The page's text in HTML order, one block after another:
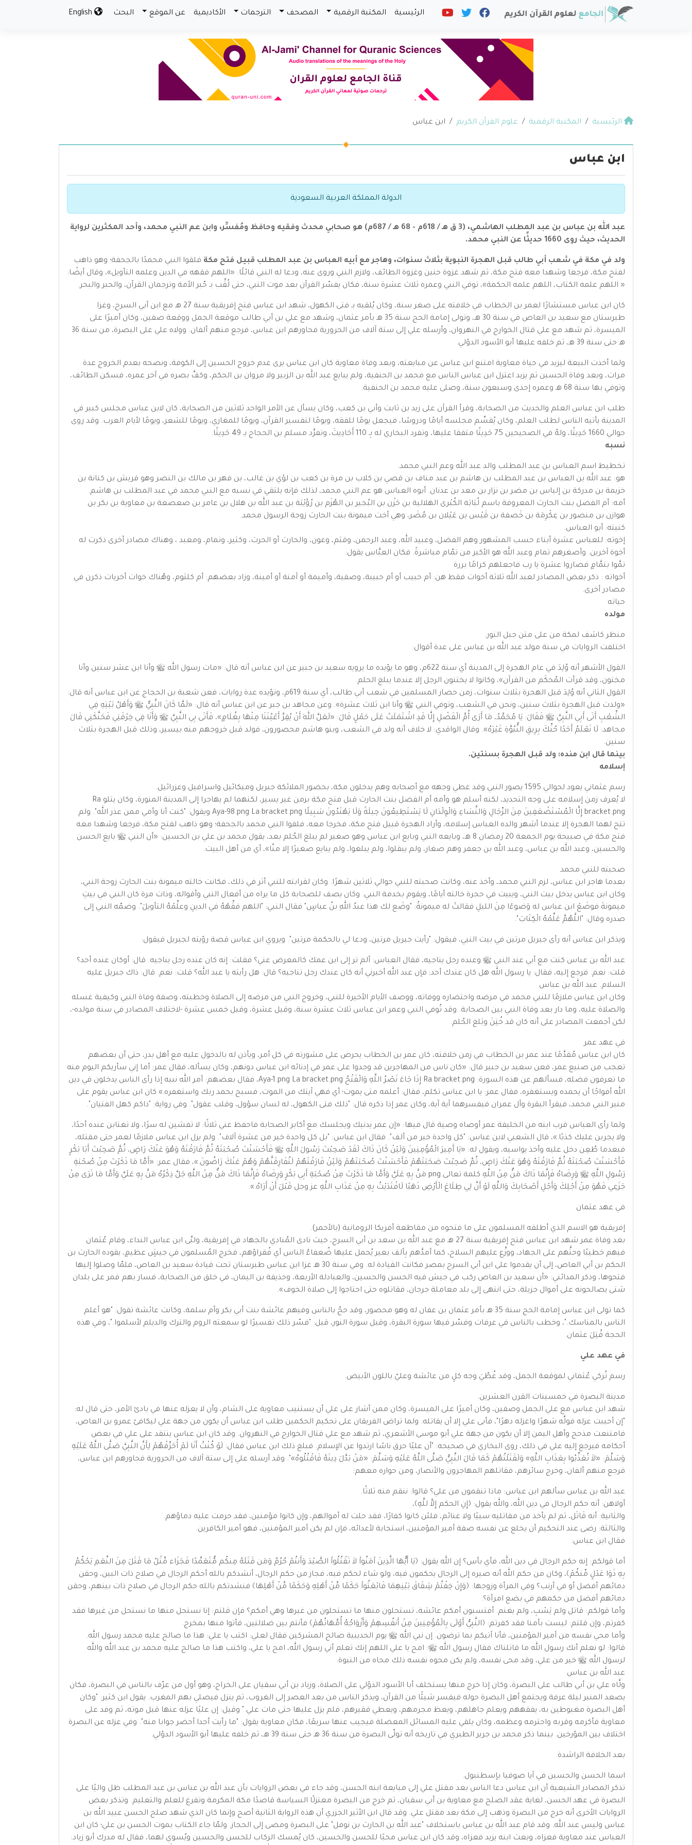
الرئيسية المكتبة الرقمية المصحف الترجمات الأكاديمية عن الموقع البحث
الرئيسية المكتبة الرقمية علوم القرآن الكريم ابن عباس
ابن عباس
الدولة المملكة العربية السعودية
عبد الله بن عباس بن عبد المطلب الهاشمي، (3 ق هـ / 618م - 68 هـ / 687م) هو صحابي محدث وفقيه وحافظ ومُفسِّر، وابن عم النبي محمد، وأحد المكثرين لرواية
الحديث، حيث روى 1660 حديثًا عن النبي محمد.
ولد في مكة في شعب أبي طالب قبل الهجرة النبوية بثلاث سنوات، وهاجر مع أبيه العباس بن عبد المطلب قبيل فتح مكة فلقوا النبي محمدًا بالجحفة؛ وهو ذاهب
لفتح مكة، فرجعا وشهدا معه فتح مكة، ثم شهد غزوة حنين وغزوة الطائف، ولازم النبي وروى عنه، ودعا له النبي قائلًا: «اللهم فقهه في الدين وعلمه التأويل»، وقال أيضًا:
« اللهم علمه الكتاب، اللهم علمه الحكمة»، توفي النبي وعمره ثلاث عشرة سنة، فكان يفسّر القرآن بعد موت النبي، حتى لُقِّب بـ حّبر الأمة وترجمان القرآن، والحبر والبحر.
كان ابن عباس مستشارًا لعمر بن الخطاب في خلافته على صغر سنة، وكان يُلقبه بـ فتى الكهول، شهد ابن عباس فتح إفريقية سنة 27 هـ مع ابن أبي السرح، وغزا
طبرستان مع سعيد بن العاص في سنة 30 هـ، وتولى إمامة الحج سنة 35 هـ بأمر عثمان، وشهد مع علي بن أبي طالب موقعة الجمل ووقعة صفين، وكان أميرًا على
الميسرة، ثم شهد مع علي قتال الخوارج في النهروان، وأرسله علي إلى ستة آلاف من الحرورية فحاورهم ابن عباس، فرجع منهم ألفان. وولاه علي على البصرة، من سنة 36
هـ حتى سنة 39 هـ، ثم خلفه عليها أبو الأسود الدؤلي.
ولما أخذت البيعة ليزيد في حياة معاوية امتنع ابن عباس عن مبايعته، وبعد وفاة معاوية كان ابن عباس يرى عدم خروج الحسين إلى الكوفة، ونصحه بعدم الخروج عدة
مرات، وبعد وفاة الحسين ثم يزيد اعتزل ابن عباس الناس مع محمد بن الحنفية، ولم يبايع عبد الله بن الزبير ولا مروان بن الحكم، وكفَّ بصره في آخر عمره، فسكن الطائف،
وتوفي بها سنة 68 هـ وعمره إحدى وسبعون سنة، وصلى عليه محمد بن الحنفية.
طلب ابن عباس العلم والحديث من الصحابة، وقرأ القرآن على زيد بن ثابت وأبي بن كعب، وكان يسأل عن الأمر الواحد ثلاثين من الصحابة، كان لابن عباس مجلس كبير في
المدينة يأتيه الناس لطلب العلم، وكان يُقسِّم مجلسه أيامًا ودروسًا، فيجعل يومًا للفقه، ويومًا لتفسير القرآن، ويومًا للمغازي، ويومًا للشعر، ويومًا لأيام العرب. وقد روى
حوالي 1660 حَدِيثًا، ولهُ في الصحيحين 75 حَدِيثًا متفقا عليها، وتفرد البخاري له بِـ 110 أَحَادِيثَ، وتفرَّد مسلم بن الحجاج بـ 49 حَدِيثًا.
نسبه
تخطيط اسم العباس بن عبد المطلب والد عبد الله وعم النبي محمد.
هو: عبد الله بن العباس بن عبد المطلب بن هاشم بن عبد مناف بن قصي بن كلاب بن مرة بن كعب بن لؤي بن غالب، بن فهر بن مالك بن النضر وهو قريش بن كنانة بن
خزيمة بن مدركة بن إلياس بن مضر بن نزار بن معد بن عدنان. أبوه العباس هو عم النبي محمد، لذلك فإنه يلتقي في نسبه مع النبي محمد في عبد المطلب بن هاشم.
أمه: أم الفضل بنت الحارث المعروفة باسم لُبَابَة الكُبْرى الهلالية بن حَزْن بن البُجير بن الهُزَم بن رُؤَيْبَة بن عبد الله بن هلال بن عامر بن صعصعة بن معاوية بن بكر بن
هوازن بن منصور بن عِكْرِمَة بن خَصفة بن قَيْس بن عَيْلان بن مُضَر، وهي أخت ميمونة بنت الحارث زوجة الرسول محمد.
كنيته: أبو العباس.
إخوته: للعباس عشرة أبناء حسب المشهور وهم الفضل، وعبيد الله، وعبد الرحمن، وقثم، وعون، والحارث أو الحرث، وكثير، وتمام، ومعبد ، وهناك مصادر أخرى ذكرت له
أخوة آخرين. وأصغرهم تمام وعبد الله هو الأكبر من تمّام مباشرةً. فكان العبَّاس يقول:
تمَّوا بتمَّامٍ فصاروا عشرة يا رب فاجعلهم كرامًا بررة
أخواته : ذكر بعض المصادر لعبد الله ثلاثة أخوات فقط هن: أم حبيب أو أم حبيبة، وصفية، وأميمة أو آمنة أو أمينة، وزاد بعضهم: أم كلثوم، وهُناك خوات أخريات ذكرن في
مصادر أخرى.
حياته
مولده
منظر كاشف لمكة من على متن جبل النور.
اختلفت الروايات في سنة مولد عبد الله بن عباس على عدة أقوال:
القول الأشهر أنه وُلِدَ في عام الهجرة إلى المدينة أي سنة 622م، وهو ما يؤيده ما يرويه سعيد بن جبير عن ابن عباس أنه قال: «مات رسول الله ﷺ وأنا ابن عشر سنين وأنا
مختون، وقد قرأت المُحكَم من القرآن»، وكانوا لا يختنون الرجل إلا عندما يبلغ الحلم.
القول الثاني أنه وُلِدَ قبل الهجرة بثلاث سنوات، زمن حصار المسلمين في شعب أبي طالب، أي سنة 619م، وتؤيده عدة روايات، فعن شعبة بن الحجاج عن ابن عباس أنه قال:
«ولدت قبل الهجرة بثلاث سنين، ونحن في الشعب، وتوفي النبي ﷺ وأنا ابن ثلاث عشرة». وعن مجاهد بن جبر عن ابن عباس أنه قال: «لَمَّا كَانَ النَّبِيُّ ﷺ وَأَهْلُ بَيْتِهِ فِي
الشِّعْبِ أَتَى أَبِي النَّبِيَّ ﷺ فَقَالَ: يَا مُحَمَّدُ، مَا أَرَى أُمَّ الْفَضْلِ إِلَّا قَدِ اشْتَمَلَتْ عَلَى حَمْلٍ قَالَ: «لَعَلَّ اللهَ أَنْ يُقِرَّ أَعْيُنَنَا مِنْهَا بِغُلَامٍ»، فَأَتَى بِي النَّبِيَّ ﷺ وَأَنَا فِي خِرْقَتِي فَحَنَّكَنِي قَالَ
مجاهد: لَا نَعْلَمُ أَحَدًا حُنِّكَ بِرِيقِ النُّبُوَّةِ غَيْرَهُ». وقال الواقدي: لا خلاف أنه ولد في الشعب، وبنو هاشم محصورون، فولد قبل خروجهم منه بيسير، وذلك قبل الهجرة بثلاث
سنين.
بينما قال ابن منده: ولد قبل الهجرة بسنتين.
إسلامه
رسم عثماني يعود لحوالي 1595 يصور النبي وقد غطي وجهه مع أصحابه وهم يدخلون مكة، بحضور الملائكة جبريل وميكائيل واسرافيل وعزرائيل.
لا يُعرف زمن إسلامه على وجه التحديد، لكنه أسلم هو وأمه أم الفضل بنت الحارث قبل فتح مكة بزمن غير يسير، لكنهما لم يهاجرا إلى المدينة المنورة، وكان يتلو Ra
bracket.png إِلَّا الْمُسْتَضْعَفِينَ مِنَ الرِّجَالِ وَالنِّسَاءِ وَالْوِلْدَانِ لَا يَسْتَطِيعُونَ حِيلَةً وَلَا يَهْتَدُونَ سَبِيلًا Aya-98.png La bracket.png ويقول: "كنت أنا وأمي ممن عذر الله". ولم
تتح لهما الهجرة إلا عندما أشهر والده العباس إسلامه، وأراد الهجرة قبيل فتح مكة، فخرجا معه، فلقوا النبي محمد بالجحفة؛ وهو ذاهب لفتح مكة، فرجعا وشهدا معه
فتح مكة في صبيحة يوم الجمعة 20 رمضان 8 هـ، وبايعه النبي وبايع ابن عباس وهو صغير لم يبلغ الحُلم بعد، يقول محمد بن علي بن الحسين: «أن النبي ﷺ بايع الحسن
والحسين، وعبد الله بن عباس، وعبد الله بن جعفر وهم صغار، ولم يبقلوا، ولم يبلغوا، ولم يبايع صغيرًا إلا منّا»، أي من أهل البيت.
صحبته للنبي محمد
بعدما هاجر ابن عباس، لزم النبي محمد، وأخذ عنه، وكانت صحبته للنبي حوالي ثلاثين شهرًا. وكان لقرابته للنبي أثر في ذلك، فكانت خالته ميمونة بنت الحارث زوجة النبي،
وكان ابن عباس يدخل بيت النبي، ويبيت في حجرة خالته أيامًا، ويقوم بخدمة النبي. وكان يصف للصحابة كل ما يراه من أفعال النبي وأقواله، وذات مرة كان النبي في بيتِ
ميمونةَ فوضَعْ ابن عباس له وَضوءًا مِنَ الليلِ فقالتْ له ميمونةُ: "وضَع لك هذا عبدُ اللهِ بنُ عباسٍ" فقال النبي: "اللهم فقِّهْهُ في الدينِ وعلِّمْهُ التأويلَ". وضمّه النبي إلى
صدره وقال: "اللَّهُمَّ عَلِّمْهُ الْكِتَابَ".
ويذكر ابن عباس أنه رأى جبريل مرتين في بيت النبي، فيقول: "رأيت جبريل مرتين، ودعا لي بالحكمة مرتين". ويروي ابن عباس قصة رؤيته لجبريل فيقول:
عبد الله بن عباس كنت مع أبي عند النبي ﷺ وعنده رجل يناجيه، فقال العباس: ألم تر إلى ابن عمك كالمعرض عني؟ فقلت: إنه كان عنده رجل يناجيه. قال: أوكان عنده أحد؟
قلت: نعم. فرجع إليه، فقال: يا رسول الله هل كان عندك أحد; فإن عبد الله أخبرني أنه كان عندك رجل تناجيه؟ قال: هل رأيته يا عبد الله؟ قلت: نعم. قال: ذاك جبريل عليه
السلام. عبد الله بن عباس
وكان ابن عباس ملازمًا للنبي محمد في مرضه واحتضاره ووفاته، ووصف الأيام الأخيرة للنبي، وخروج النبي من مرضه إلى الصلاة وخطبته، وصفة وفاة النبي وكيفية غسله
والصلاة عليه، وما دار بعد وفاة النبي بين الصحابة. وقد تُوفي النبي وعمر ابن عباس ثلاث عشرة سنة، وقيل عشرة، وقيل خمس عشرة -لاختلاف المصادر في سنة مولده-،
لكن أجمعت المصادر على أنه كان قد خُتِنَ وبَلغ الحُلم.
في عهد عمر
كان ابن عباس مُقدَّمًا عند عمر بن الخطاب في زمن خلافته، كان عمر بن الخطاب يحرص على مشورته في كل أمر، ويأذن له بالدخول عليه مع أهل بدر، حتى أن بعضهم
تعجب من صنيع عمر، فعن سعيد بن جبير قال: «كان ناس من المهاجرين قد وجدوا على عمر في إدنائه ابن عباس دونهم، وكان يسأله، فقال عمر: أما إني سأريكم اليوم منه
ما تعرفون فضله، فسألهم عن هذه السورة: Ra bracket.png إِذَا جَاءَ نَصْرُ اللَّهِ وَالْفَتْحُ Aya-1.png La bracket.png، فقال بعضهم: أمر الله نبيه إذا رأى الناس يدخلون في دين
الله أفواجًا أن يحمده ويستغفره، فقال عمر: يا ابن عباس تكلم، فقال: أعلمه متى يموت؛ أي فهي آيتك من الموت، فسبح بحمد ربك واستغفره.» كان ابن عباس يقوم على
منبر النبي محمد، فيقرأ البقرة وآل عمران فيفسرهما آية آية، وكان عمر إذا ذكره قال: "ذلك فتى الكهول، له لسان سؤول، وقلب عقول". وفي رواية: "ذاكم كهل الفتيان".
ولما رأى العباس قرب ابنه من الخليفة عمر أوصاه وصية قال فيها: «إن عمر يدنيك ويجلسك مع أكابر الصحابة فاحفظ عني ثلاثًا: لا تفشين له سرًا، ولا تغتابن عنده أحدًا،
ولا يجربن عليك كذبًا.»، قال الشعبي لابن عباس: "كل واحدة خير من ألف". فقال ابن عباس: "بل كل واحدة خير من عشرة آلاف". ولم يزل ابن عباس ملازمًا لعمر حتى مقتله،
فبعدما طُعِن دخل عليه وأخذ يواسيه، ويقول له: «يَا أَمِيرَ الْمُؤْمِنِينَ وَلَئِنْ كَانَ ذَاكَ لَقَدْ صَحِبْتَ رَسُولَ اللَّهِ ﷺ فَأَحْسَنْتَ صُحْبَتَهُ ثُمَّ فَارَقْتَهُ وَهُوَ عَنْكَ رَاضٍ، ثُمَّ صَحِبْتَ أَبَا بَكْرٍ
فَأَحْسَنْتَ صُحْبَتَهُ ثُمَّ فَارَقْتَهُ وَهُوَ عَنْكَ رَاضٍ، ثُمَّ صَحِبْتَ صَحَبَتَهُمْ فَأَحْسَنْتَ صُحْبَتَهُمْ وَلَئِنْ فَارَقْتَهُمْ لَتُفَارِقَنَّهُمْ وَهُمْ عَنْكَ رَاضُونَ.»، فقال عمر: «أَمَّا مَا ذَكَرْتَ مِنْ صُحْبَةِ
رَسُولِ اللَّهِ ﷺ وَرِضَاهُ فَإِنَّمَا ذَاكَ مَنٌّ مِنْ اللَّهِ كلمة تعالى.png مَنَّ بِهِ عَلَيَّ وَأَمَّا مَا ذَكَرْتَ مِنْ صُحْبَةِ أَبِي بَكْرٍ وَرِضَاهُ فَإِنَّمَا ذَاكَ مَنٌّ مِنْ اللَّهِ جَلَّ ذِكْرُهُ مَنَّ بِهِ عَلَيَّ وَأَمَّا مَا تَرَى مِنْ
جَزَعِي فَهُوَ مِنْ أَجْلِكَ وَأَجْلِ أَصْحَابِكَ وَاللَّهِ لَوْ أَنَّ لِي طِلَاعَ الْأَرْضِ ذَهَبًا لَافْتَدَيْتُ بِهِ مِنْ عَذَابِ اللَّهِ عز وجل قَبْلَ أَنْ أَرَاهُ.».
في عهد عثمان
إفريقية هو الاسم الذي أطلقه المسلمون على ما فتحوه من مقاطعة أفريكا الرومانية (بالأحمر).
بعد وفاة عمر شهد ابن عباس فتح إفريقية سنة 27 هـ مع عبد الله بن سعد بن أبي السرح، حيث نادى المُنادي بالجهاد في إفريقية، ولبَّى ابن عباس النداء، وقام عُثمان
فيهم خطيبًا وحثَّهم على الجهاد، ووزَّع عليهم السلاح، كما أمدَّهم بِألف بعير يُحمل عليها ضُعفاءُ الناس أي فُقراؤهم، فخرج المُسلمون في جيشٍ عظيمٍ، يقوده الحارث بن
الحكم بن أبي العاص، إلى أن يقدموا على ابن أبي السرح بمصر فكانت القيادة له. وفي سنة 30 هـ غزا ابن عباس طبرستان تحت قيادة سعيد بن العاص، فلمّا وصلوا إليها
فتحوها، وذكر المدائني: «أن سعيد بن العاص ركب في جيش فيه الحسن والحسين، والعبادلة الأربعة، وحذيفة بن اليمان، في خلق من الصحابة، فسار بهم فمر على بلدان
شتى يصالحونه على أموال جزيلة، حتى انتهى إلى بلد معاملة جرجان، فقاتلوه حتى احتاجوا إلى صلاة الخوف».
كما تولى ابن عباس إمامة الحج سنة 35 هـ بأمر عثمان بن عفان له وهو محصور، وقد حجّ بالناس وفيهم عائشة بنت أبي بكر وأم سلمة، وكانت عائشة تقول: "هو أعلم
الناس بالمناسك."، وخطب بالناس في عرفات وفسّر فيها سورة البقرة، وقيل سورة النور، قيل: "فسّر ذلك تفسيرًا لو سمعته الروم والترك والديلم لأسلموا."، وفي هذه
الحجة قُتِلَ عثمان.
في عهد علي
رسم تُركي عُثماني لموقعة الجمل، وقد غُطّيَ وجه كلٍ من عائشة وعليّ باللون الأبيض.
مدينة البصرة في خمسينات القرن العشرين.
شهد ابن عباس مع علي الجمل وصفين، وكان أميرًا على الميسرة، وكان ممن أشار على علي أن يستنيب معاوية على الشام، وأن لا يعزله عنها في بادئ الأمر، حتى قال له:
"إن أحببت عزله فولَّه شهرًا واعزله دهرًا"، فأبى علي إلا أن يقاتله. ولما تراض الفريقان على تحكيم الحكمين طلب ابن عباس أن يكون من جهة علي ليكافئ عمرو بن العاص،
فامتنعت مذحج وأهل اليمن إلا أن يكون من جهة علي أبو موسى الأشعري، ثم شهد مع علي قتال الخوارج في النهروان. وقد كان ابن عباس ينتقد على علي في بعض
أحكامه فيرجع إليه علي في ذلك، روى البخاري في صحيحه: "أن عليًا حرق ناسًا ارتدوا عن الإسلام. فبلغ ذلك ابن عباس فقال: لَوْ كُنْتُ أَنَا لَمْ أُحَرِّقْهُمْ لِأَنَّ النَّبِيَّ صَلَّى اللَّهُ عَلَيْهِ
وَسَلَّمَ: «لاَ تُعَذِّبُوا بِعَذَابِ اللَّهِ» وَلَقَتَلْتُهُمْ كَمَا قَالَ النَّبِيُّ صَلَّى اللَّهُ عَلَيْهِ وَسَلَّمَ: «مَنْ بَدَّلَ دِينَهُ فَاقْتُلُوهُ»". وقد أرسله علي إلى ستة آلاف من الحرورية فحاورهم ابن عباس،
فرجع منهم ألفان، وخرج سائرهم، فقاتلهم المهاجرون والأنصار، ومن حواره معهم:
عبد الله بن عباس سألهم ابن عباس: ماذا تنقمون من علي؟ قالوا: ننقم منه ثلاثًا.
أولاهن: أنه حكم الرجال في دين الله، والله يقول: ﴿إِنِ الحكم إِلاَّ للَّهِ﴾،
والثانية: أنه قَاتَل، ثم لم يأخذ من مقاتليه سبيًا ولا غنائم، فلئن كانوا كفارًا، فقد حلت له أموالهم، وإن كانوا مؤمنين، فقد حرمت عليه دماؤهم.
والثالثة: رضى عند التحكيم أن يخلع عن نفسه صفة أمير المؤمنين، استجابة لأعدائه، فإن لم يكن أمير المؤمنين، فهو أمير الكافرين.
فقال ابن عباس:
أما قولكم: إنه حكم الرجال في دين الله، فأي بأس؟ إن الله يقول: ﴿يَا أَيُّهَا الَّذِينَ آمَنُواْ لاَ تَقْتُلُواْ الصَّيْدَ وَأَنتُمْ حُرُمٌ وَمَن قَتَلَهُ مِنكُم مُّتَعَمِّدًا فَجَزَاء مِّثْلُ مَا قَتَلَ مِنَ النَّعَمِ يَحْكُمُ
بِهِ ذَوَا عَدْلٍ مِّنكُمْ﴾، وكان من حكم الله أنه صيره إلى الرجال يحكمون فيه، ولو شاء لحكم فيه، فجاز من حكم الرجال، أنشدكم بالله أحكم الرجال في صلاح ذات البين، وحقن
دمائهم أفضل أو في أرنب؟ وفي المرأة وزوجها: ﴿وَإِنْ خِفْتُمْ شِقَاقَ بَيْنِهِمَا فَابْعَثُواْ حَكَمًا مِّنْ أَهْلِهِ وَحَكَمًا مِّنْ أَهْلِهَا﴾ فنشدتكم بالله حكم الرجال في صلاح ذات بينهم، وحقن
دمائهم أفضل من حكمهم في بضع امرأة؟.
وأما قولكم: قاتل ولم يَسْبِ، ولم يغنم. أفتسبون أمكم عائشة، تستحلون منها ما تستحلون من غيرها وهي أمكم؟ فإن قلتم: إنا نستحل منها ما نستحل من غيرها فقد
كفرتم، وإن قلتم: ليست بأمنا فقد كفرتم: ﴿النَّبِيُّ أَوْلَى بِالْمُؤْمِنِينَ مِنْ أَنفُسِهِمْ وَأَزْوَاجُهُ أُمَّهَاتُهُمْ﴾ فأنتم بين ضلالتين، فأتوا منها بمخرج.
وأما محي نفسه من أمير المؤمنين، فأنا آتيكم بما ترضون. إن نبي الله ﷺ يوم الحديبية صالح المشركين فقال لعلي: اكتب يا علي: هذا ما صالح عليه محمد رسول الله.
قالوا: لو نعلم أنك رسول الله ما قاتلناك فقال رسول الله ﷺ: امح يا علي اللهم إنك تعلم أني رسول الله، امح يا علي، واكتب هذا ما صالح عليه محمد بن عبد الله والله
لرسول الله ﷺ خير من علي، وقد محى نفسه، ولم يكن محوه نفسه ذلك محاه من النبوة.
عبد الله بن عباس
ولَّاه علي بن أبي طالب على البصرة، وكان إذا خرج منها يستخلف أبا الأسود الدؤلي على الصلاة، وزياد بن أبي سفيان على الخراج، وهو أول من عرّف بالناس في البصرة، فكان
يصعد المنبر ليلة عرفة ويجتمع أهل البصرة حوله فيفسر شيئًا من القرآن، ويذكر الناس من بعد العصر إلى الغروب، ثم ينزل فيصلي بهم المغرب. يقول ابن كثير: "وكان
أهل البصرة مغبوطين به، يفقههم ويعلم جاهلهم، ويعظ مجرمهم، ويعطي فقيرهم، فلم يزل عليها حتى مات علي." وقيل: إن عليًا عزله عنها قبل موته، ثم وفد على
معاوية فأكرمه وقربه واحترمه وعظمه، وكان يلقي عليه المسائل المعضلة فيجيب عنها سريعًا، فكان معاوية يقول: "ما رأيت أحدا أحضر جوابا منه". وفي عزله عن البصرة
اختلاف بين المؤرخين. بينما ذكر محمد بن جرير الطبري في تاريخه أنه تولّى البصرة من سنة 36 هـ حتى سنة 39 هـ، ثم خلفه عليها أبو الأسود الدؤلي.
بعد الخلافة الراشدة
اسما الحسن والحسين في آيا صوفيا بإسطنبول.
تذكر المصادر الشيعية أن ابن عباس دعا الناس بعد مقتل علي إلى مبايعة ابنه الحسن، وقد جاء في بعض الروايات بأن عبد الله بن عباس بن عبد المطلب ظل واليًا على
البصرة في عهد الحسن، لغاية عقد الصلح مع معاوية بن أبي سفيان، ثم خرج من البصرة معتزلًا السياسة قاصدًا مكة المكرمة وتفرغ للعلم والتعليم. وتذكر بعض
الروايات الأخرى أنه خرج من البصرة وذهب إلى مكة بعد مقتل علي. وقد قال ابن الأثير الجزري أن هذه الرواية الثانية أصح وإنما كان الذي شهد صلح الحسن عبيد الله بن
عباس وليس عبد الله. وقد قام عبد الله بن عباس باستخلاف "عبد الله بن الحارث بن نوفل" على البصرة ومضى إلى الحجاز. ولمّا جاء الكتاب بموت الحسن بن علي؛ كان ابن
العباس عند معاوية فعزاه، وبعث ابنه يزيد فعزاه، وقد كان ابن عباس محبًا للحسن والحسين، كان يُمسك الركاب للحسن والحسين ويُسوي لهما، فقال له مدرك أبو زياد: